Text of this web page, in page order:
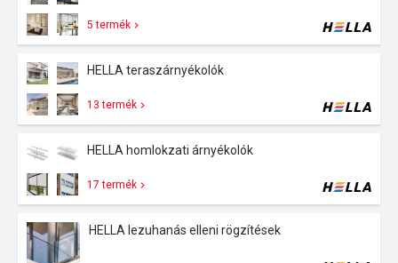
5 termék
HELLA teraszárnyékolók
13 termék
HELLA homlokzati árnyékolók
17 termék
HELLA lezuhanás elleni rögzítések